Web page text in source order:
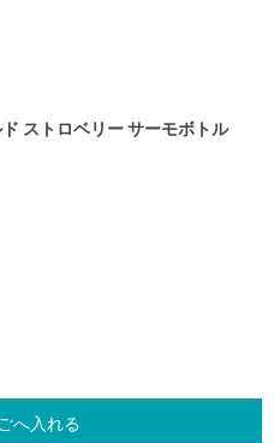
ストロベリー サーモボトル
へ入れる